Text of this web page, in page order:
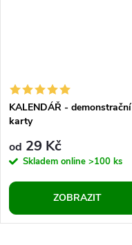
KALENDÁŘ - demonstrační
karty
od 29 Kč
Skladem online >100 ks
ZOBRAZIT